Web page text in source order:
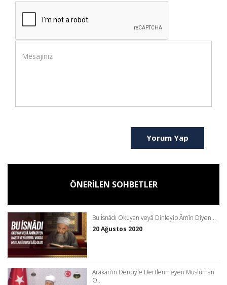
Yorum Yap
ÖNERİLEN SOHBETLER
Bu İsnâdı Okuyan veyâ Dinleyip Âmîn Diyen...
20 Ağustos 2020
Arakan’ın Derdiyle Dertlenmeyen Müslüman
O...